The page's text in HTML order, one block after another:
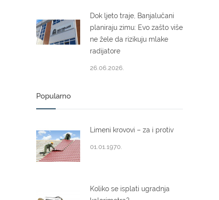
Dok ljeto traje, Banjalučani
planiraju zimu: Evo zašto više
ne žele da rizikuju mlake
radijatore
26.06.2026.
Popularno
Limeni krovovi – za i protiv
01.01.1970.
Koliko se isplati ugradnja